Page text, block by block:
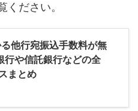
ください。
他行宛振込手数料が無
行や信託銀行などの全
まとめ